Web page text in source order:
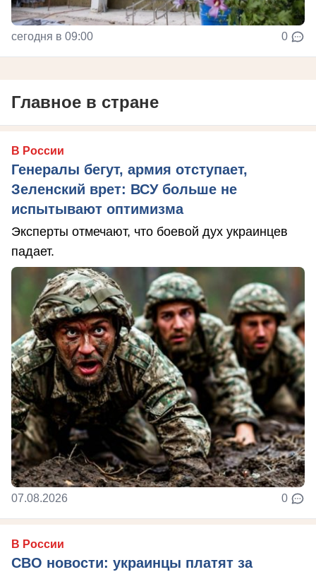
сегодня в 09:00 0
Главное в стране
В России
Генералы бегут, армия отступает,
Зеленский врет: ВСУ больше не
испытывают оптимизма
Эксперты отмечают, что боевой дух украинцев
падает.
07.08.2026 0
В России
СВО новости: украинцы платят за